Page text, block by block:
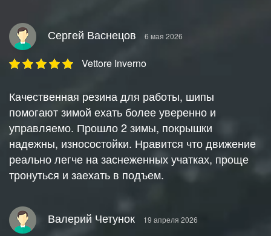
Сергей Васнецов 6 мая 2026
Vettore Inverno
Качественная резина для работы, шипы
помогают зимой ехать более уверенно и
управляемо. Прошло 2 зимы, покрышки
надежны, износостойки. Нравится что движение
реально легче на заснеженных учатках, проще
тронуться и заехать в подъем.
Валерий Четунок 19 апреля 2026